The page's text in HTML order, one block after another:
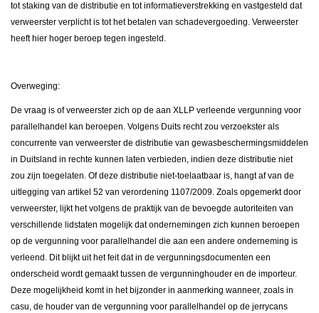
tot staking van de distributie en tot informatieverstrekking en vastgesteld dat
verweerster verplicht is tot het betalen van schadevergoeding. Verweerster
heeft hier hoger beroep tegen ingesteld.
Overweging:
De vraag is of verweerster zich op de aan XLLP verleende vergunning voor
parallelhandel kan beroepen. Volgens Duits recht zou verzoekster als
concurrente van verweerster de distributie van gewasbeschermingsmiddelen
in Duitsland in rechte kunnen laten verbieden, indien deze distributie niet
zou zijn toegelaten. Of deze distributie niet-toelaatbaar is, hangt af van de
uitlegging van artikel 52 van verordening 1107/2009. Zoals opgemerkt door
verweerster, lijkt het volgens de praktijk van de bevoegde autoriteiten van
verschillende lidstaten mogelijk dat ondernemingen zich kunnen beroepen
op de vergunning voor parallelhandel die aan een andere onderneming is
verleend. Dit blijkt uit het feit dat in de vergunningsdocumenten een
onderscheid wordt gemaakt tussen de vergunninghouder en de importeur.
Deze mogelijkheid komt in het bijzonder in aanmerking wanneer, zoals in
casu, de houder van de vergunning voor parallelhandel op de jerrycans